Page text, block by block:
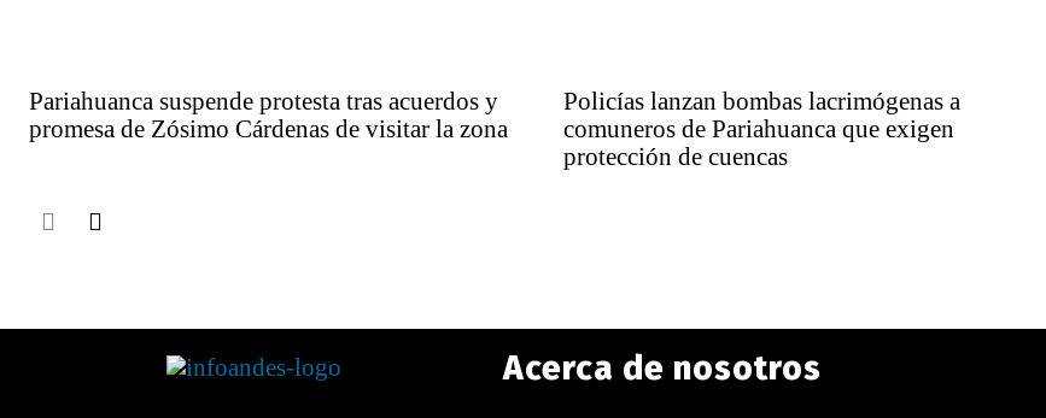
Pariahuanca suspende protesta tras acuerdos y
promesa de Zósimo Cárdenas de visitar la zona
Policías lanzan bombas lacrimógenas a
comuneros de Pariahuanca que exigen
protección de cuencas
Acerca de nosotros